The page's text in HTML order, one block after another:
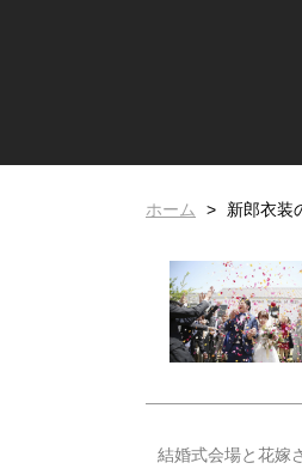
ホーム 新郎衣装
結婚式会場と花嫁